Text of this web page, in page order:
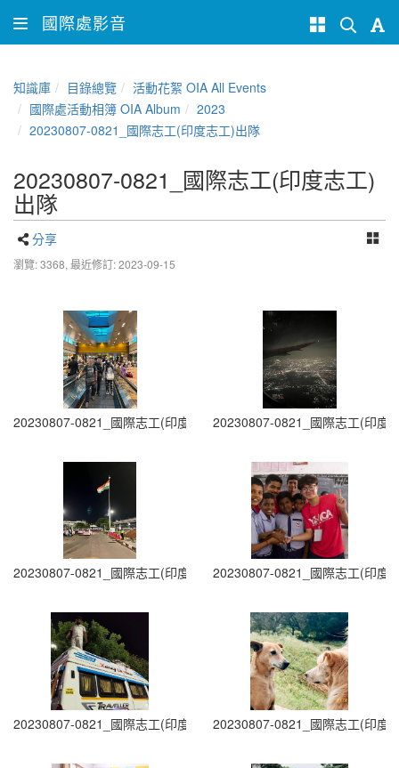
國際處影音
知識庫 目錄總覽
活動花絮 OIA All Events
國際處活動相簿 OIA Album
2023
20230807-0821_國際志工(印度志工)出隊
20230807-0821_國際志工(印度志工)
出隊
分享
瀏覽: 3368, 最近修訂: 2023-09-15
20230807-0821_國際志工(印度志工)出隊 (1)20230807-0821_國際志工(印度
20230807-0821_國際志工(印度志工)出隊 (3)20230807-0821_國際志工(印度
20230807-0821_國際志工(印度志工)出隊 (5)20230807-0821_國際志工(印度